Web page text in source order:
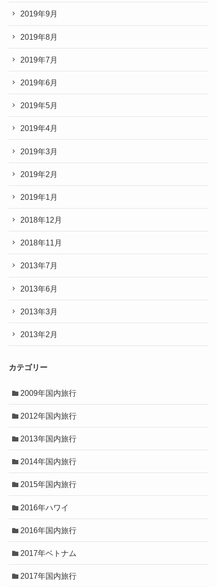
2019年9月
2019年8月
2019年7月
2019年6月
2019年5月
2019年4月
2019年3月
2019年2月
2019年1月
2018年12月
2018年11月
2013年7月
2013年6月
2013年3月
2013年2月
カテゴリー
2009年国内旅行
2012年国内旅行
2013年国内旅行
2014年国内旅行
2015年国内旅行
2016年ハワイ
2016年国内旅行
2017年ベトナム
2017年国内旅行